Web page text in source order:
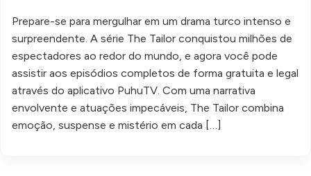
Prepare-se para mergulhar em um drama turco intenso e
surpreendente. A série The Tailor conquistou milhões de
espectadores ao redor do mundo, e agora você pode
assistir aos episódios completos de forma gratuita e legal
através do aplicativo PuhuTV. Com uma narrativa
envolvente e atuações impecáveis, The Tailor combina
emoção, suspense e mistério em cada […]